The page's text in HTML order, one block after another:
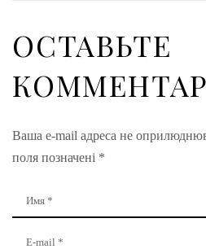
ОСТАВЬТЕ
Ваша e-mail адреса не
поля позначені *